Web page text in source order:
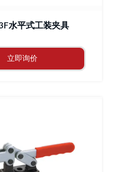
水平式工装夹具
立即询价